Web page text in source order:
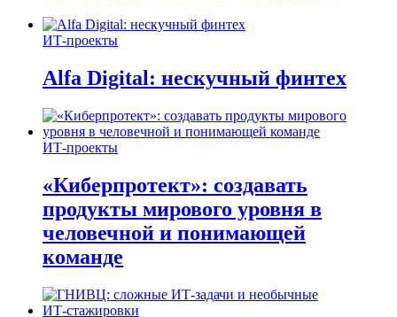
ИТ-проекты
Alfa Digital: нескучный финтех
ИТ-проекты
«Киберпротект»: создавать
продукты мирового уровня в
человечной и понимающей
команде